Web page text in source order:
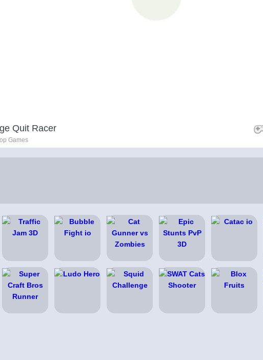
Quit Racer
Games